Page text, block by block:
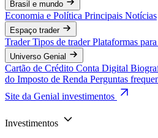
Brasil e mundo
Economia e Política Principais Notícias
Espaço trader
TraderTipos de traderPlataformas
Universo Genial
Cartão de Crédito Conta Digital
do Imposto de Renda Perguntas
Site da Genial investimentos
Investimentos